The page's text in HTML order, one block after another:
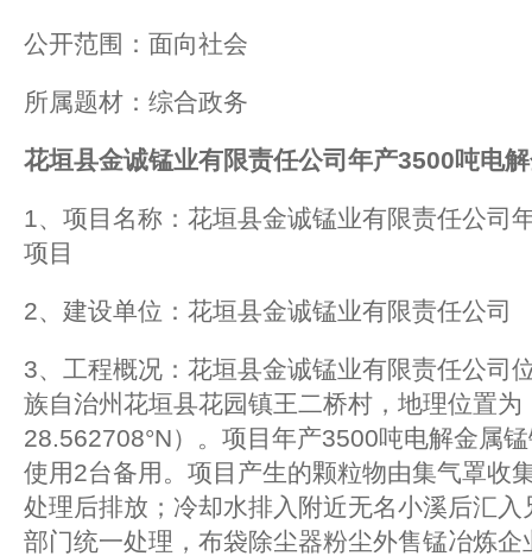
公开范围：面向社会
所属题材：综合政务
花垣县金诚锰业有限责任公司年产3500吨电
1、项目名称：花垣县金诚锰业有限责任公司
项目
2、建设单位：花垣县金诚锰业有限责任公司
3、工程概况：花垣县金诚锰业有限责任公司
族自治州花垣县花园镇王二桥村，地理位置为
28.562708°N）。项目年产3500吨电解金属
使用2台备用。项目产生的颗粒物由集气罩收
处理后排放；冷却水排入附近无名小溪后汇
部门统一处理，布袋除尘器粉尘外售锰冶炼企